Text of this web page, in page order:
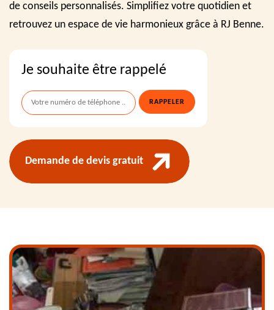
de conseils personnalisés. Simplifiez votre quotidien et
retrouvez un espace de vie harmonieux grâce à RJ Benne.
Je souhaite être rappelé
Demande de devis gratuit